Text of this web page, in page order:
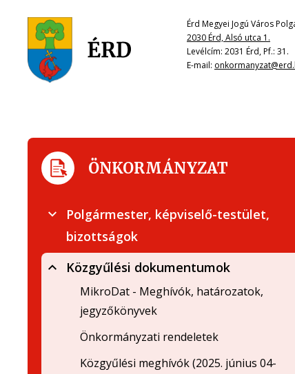
Érd Megyei Jogú Város
2030 Érd, Alsó utca 1.
Levélcím: 2031 Érd, Pf.: 31.
E-mail:
ÖNKORMÁNYZAT
Polgármester, képviselő-testület,
bizottságok
Közgyűlési dokumentumok
MikroDat - Meghívók, határozatok,
jegyzőkönyvek
Önkormányzati rendeletek
Közgyűlési meghívók (2025. június 04-